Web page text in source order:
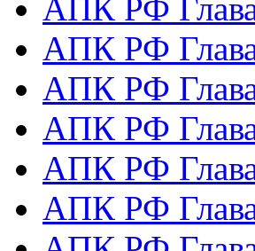
АПК РФ
АПК РФ
АПК РФ
АПК РФ
АПК РФ
АПК РФ